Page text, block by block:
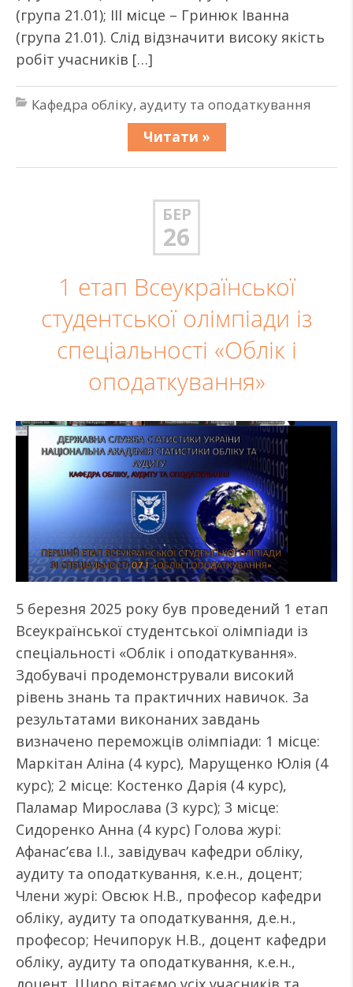
(група 21.01); ІІІ місце – Гринюк Іванна
(група 21.01). Слід відзначити високу якість
робіт учасників […]
Кафедра обліку, аудиту та оподаткування
Читати »
БЕР
26
1 етап Всеукраїнської
студентської олімпіади із
спеціальності «Облік і
оподаткування»
5 березня 2025 року був проведений 1 етап
Всеукраїнської студентської олімпіади із
спеціальності «Облік і оподаткування».
Здобувачі продемонстрували високий
рівень знань та практичних навичок. За
результатами виконаних завдань
визначено переможців олімпіади: 1 місце:
Маркітан Аліна (4 курс), Марущенко Юлія (4
курс); 2 місце: Костенко Дарія (4 курс),
Паламар Мирослава (3 курс); 3 місце:
Сидоренко Анна (4 курс) Голова журі:
Афанас’єва І.І., завідувач кафедри обліку,
аудиту та оподаткування, к.е.н., доцент;
Члени журі: Овсюк Н.В., професор кафедри
обліку, аудиту та оподаткування, д.е.н.,
професор; Нечипорук Н.В., доцент кафедри
обліку, аудиту та оподаткування, к.е.н.,